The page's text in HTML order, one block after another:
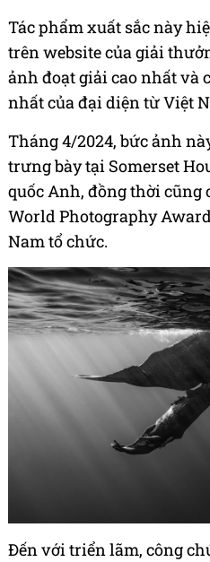
Tác phẩm xuất sắc này
trên website của giải
ảnh đoạt giải cao nhất và
nhất của đại diện từ Việt
Tháng 4/2024, bức ảnh
trưng bày tại Somerset
quốc Anh, đồng thời cũng
World Photography
Nam tổ chức.
Đến với triển lãm, công